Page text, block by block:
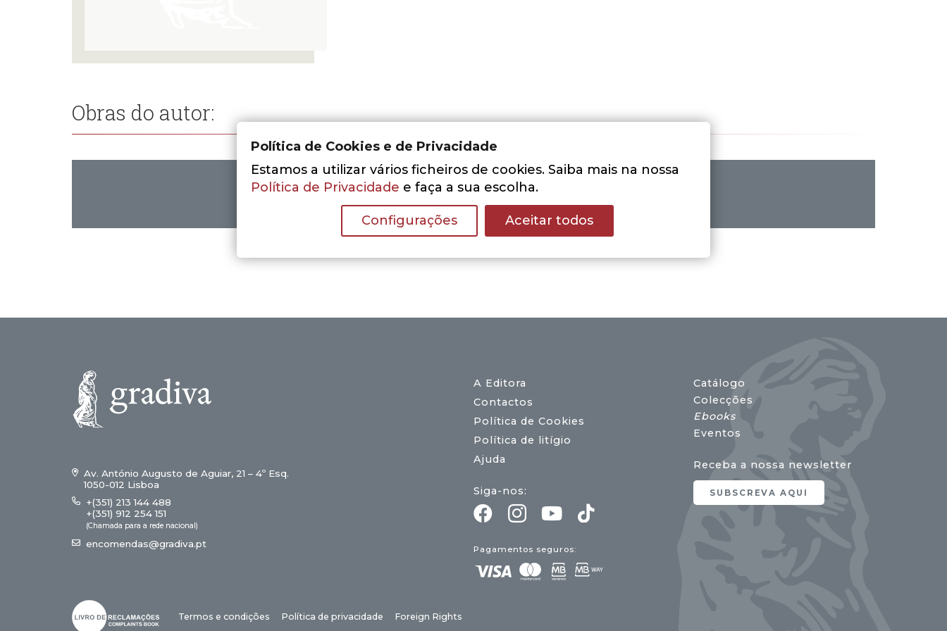
Obras do autor:
Nenhum resultado encontrado.
Av. António Augusto de Aguiar, 21 – 4º Esq.
1050-012 Lisboa
+(351) 213 144 488
+(351) 912 254 151
(Chamada para a rede nacional)
encomendas@gradiva.pt
A Editora
Contactos
Política de Cookies
Política de litígio
Ajuda
Siga-nos:
Pagamentos seguros:
Catálogo
Colecções
Ebooks
Eventos
Receba a nossa newsletter
SUBSCREVA AQUI
Termos e condições Política de privacidade Foreign Rights
Política de Cookies e de Privacidade
Estamos a utilizar vários ficheiros de cookies. Saiba mais na nossa
Política de Privacidade e faça a sua escolha.
Configurações Aceitar todos